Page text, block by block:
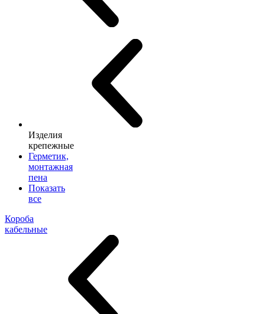
Изделия
крепежные
Герметик,
монтажная
пена
Показать
все
Короба
кабельные